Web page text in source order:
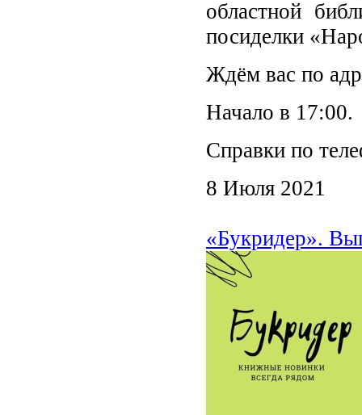
областной
посиделки
Ждём вас по
Начало в 17:00.
Справки по
8 Июля 2021
«Букридер».